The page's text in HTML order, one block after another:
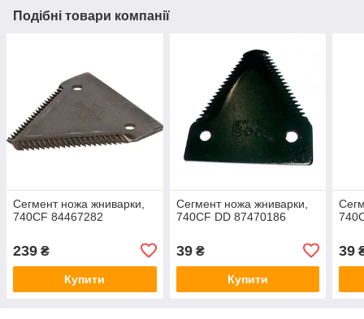
Подібні товари компанії
Сегмент ножа жниварки,
740CF 84467282
239 ₴
Купити
Сегмент ножа жниварки,
740CF DD 87470186
39₴
Купити
39